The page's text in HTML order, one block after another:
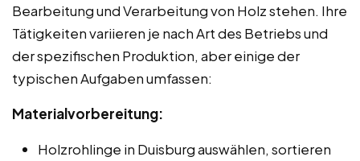
Bearbeitung und Verarbeitung von Holz stehen. Ihre
Tätigkeiten variieren je nach Art des Betriebs und
der spezifischen Produktion, aber einige der
typischen Aufgaben umfassen:
Materialvorbereitung:
Holzrohlinge in Duisburg auswählen, sortieren